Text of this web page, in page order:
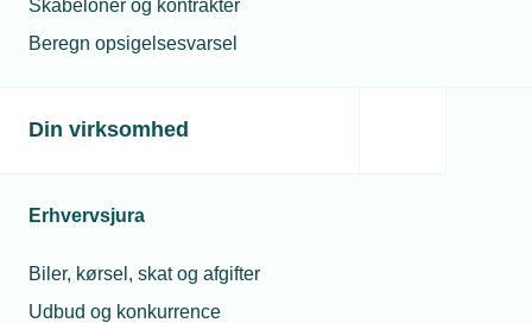
Skabeloner og kontrakter
Beregn opsigelsesvarsel
Din virksomhed
Erhvervsjura
Biler, kørsel, skat og afgifter
Udbud og konkurrence
Han opfordrer til, at man som virksomhed
henvender sig til TEKNIQ Arbejdsgiverne, hvis man
Læs mere om samme emne: